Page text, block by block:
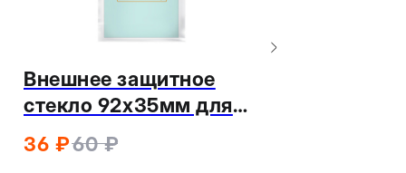
Внешнее защитное
стекло 92х35мм для
ADF 110P
36 ₽60 ₽